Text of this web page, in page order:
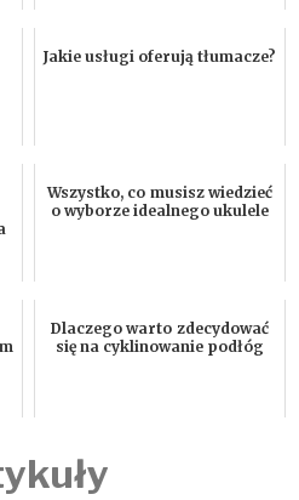
Jakie usługi oferują tłumacze?
Wszystko, co musisz wiedzieć
o wyborze idealnego ukulele
Dlaczego warto zdecydować
się na cyklinowanie podłóg